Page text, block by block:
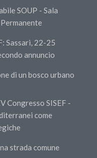
SOUP - Sala
Sassari, 22-25
annuncio
di un bosco urbano
Congresso SISEF -
come
strada comune